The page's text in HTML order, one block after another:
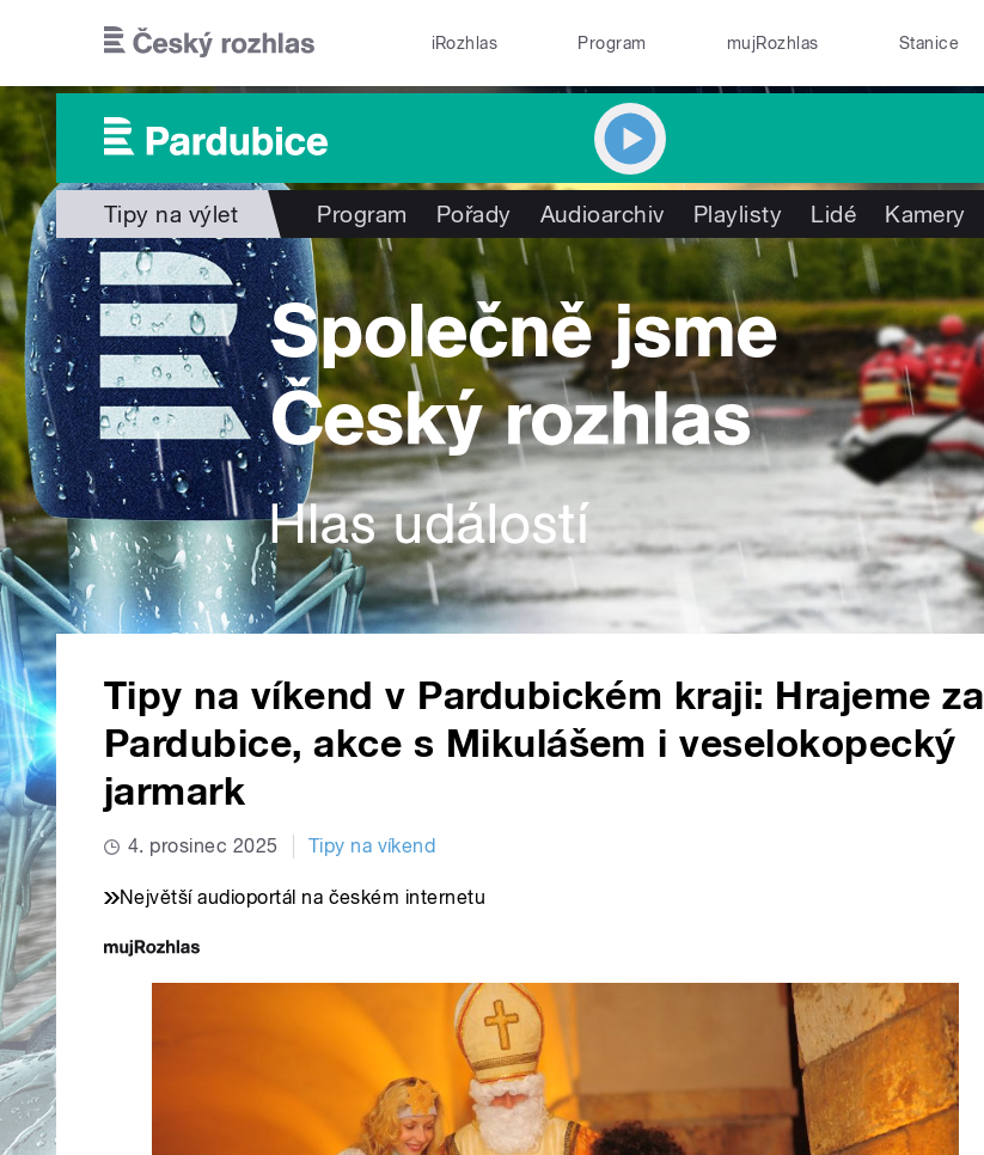
iRozhlas Program mujRozhlas Stanice
Tipy na výlet Program Pořady Audioarchiv Playlisty Lidé Kamery
Tipy na víkend v Pardubickém kraji: Hrajeme za
Pardubice, akce s Mikulášem i veselokopecký
jarmark
4. prosinec 2025 Tipy na víkend
Největší audioportál na českém internetu